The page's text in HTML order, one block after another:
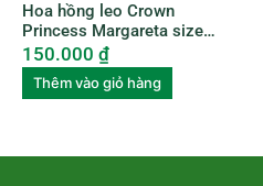
Hoa hồng leo Crown
Princess Margareta size
nhỏ ROSE010
150.000 ₫
Thêm vào giỏ hàng